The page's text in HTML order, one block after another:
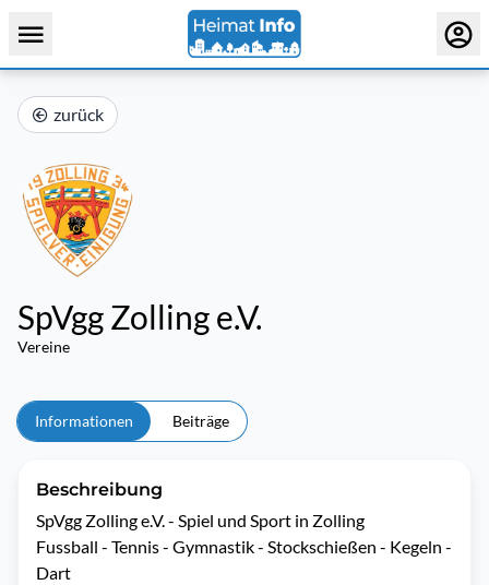
zurück
SpVgg Zolling e.V.
Vereine
Informationen Beiträge
Beschreibung
SpVgg Zolling e.V. - Spiel und Sport in Zolling
Fussball - Tennis - Gymnastik - Stockschießen - Kegeln -
Dart